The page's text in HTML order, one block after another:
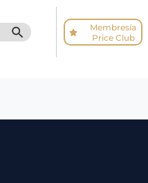
SEARCH BUTTON
Membresía
Price Club